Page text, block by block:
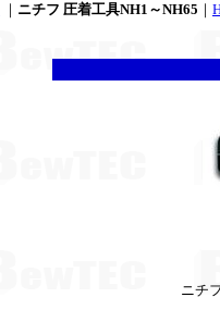
｜ ニチフ 圧着工具NH1～NH65 ｜
ニチ